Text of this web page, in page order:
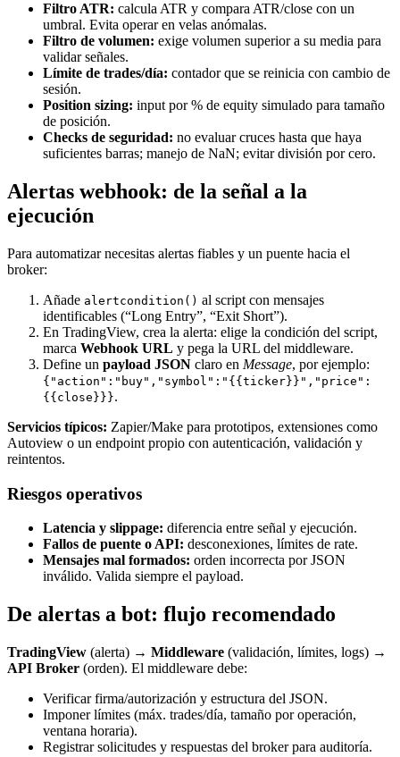
Filtro ATR: calcula ATR y compara ATR/close con un
umbral. Evita operar en velas anómalas.
Filtro de volumen: exige volumen superior a su media para
validar señales.
Límite de trades/día: contador que se reinicia con cambio de
sesión.
Position sizing: input por % de equity simulado para tamaño
de posición.
Checks de seguridad: no evaluar cruces hasta que haya
suficientes barras; manejo de NaN; evitar división por cero.
Alertas webhook: de la señal a la
ejecución
Para automatizar necesitas alertas fiables y un puente hacia el
broker:
Añade alertcondition() al script con mensajes
identificables (“Long Entry”, “Exit Short”).
En TradingView, crea la alerta: elige la condición del script,
marca Webhook URL y pega la URL del middleware.
Define un payload JSON claro en Message, por ejemplo:
{"action":"buy","symbol":"{{ticker}}","price":
{{close}}}.
Servicios típicos: Zapier/Make para prototipos, extensiones como
Autoview o un endpoint propio con autenticación, validación y
reintentos.
Riesgos operativos
Latencia y slippage: diferencia entre señal y ejecución.
Fallos de puente o API: desconexiones, límites de rate.
Mensajes mal formados: orden incorrecta por JSON
inválido. Valida siempre el payload.
De alertas a bot: flujo recomendado
TradingView (alerta) → Middleware (validación, límites, logs) →
API Broker (orden). El middleware debe:
Verificar firma/autorización y estructura del JSON.
Imponer límites (máx. trades/día, tamaño por operación,
ventana horaria).
Registrar solicitudes y respuestas del broker para auditoría.